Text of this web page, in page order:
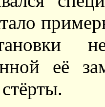
её